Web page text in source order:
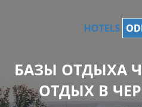
БАЗЫ ОТДЫХА
ОТДЫХ В